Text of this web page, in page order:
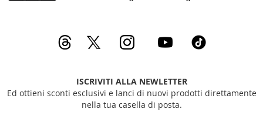
ISCRIVITI ALLA NEWLETTER
Ed ottieni sconti esclusivi e lanci di nuovi prodotti direttamente
nella tua casella di posta.